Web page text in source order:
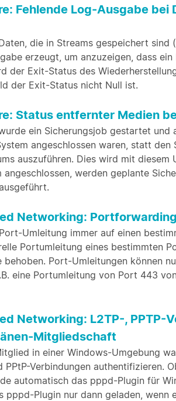
Fehlende Log-Ausgabe
die in Streams gespeichert sind
erzeugt, um anzuzeigen, dass
der Exit-Status des
der Exit-Status nicht Null ist.
Status entfernter Medien
ein Sicherungsjob gestartet und
angeschlossen waren, statt
auszuführen. Dies wird mit
angeschlossen, werden geplante
Networking:
Umleitung immer auf einen
Portumleitung eines bestimmten
behoben. Port-Umleitungen können
eine Portumleitung von Port 443
Networking: L2TP-, PPTP-
Mitgliedschaft
in einer Windows-Umgebung
PPtP-Verbindungen authentifizieren.
automatisch das pppd-Plugin für
pppd-Plugin nur dann geladen,